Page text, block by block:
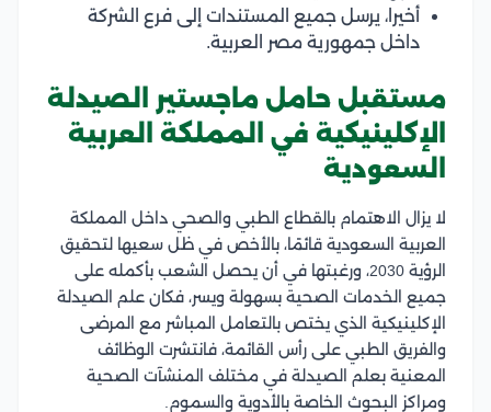
أخيرا، يرسل جميع المستندات إلى فرع الشركة
داخل جمهورية مصر العربية.
مستقبل حامل ماجستير الصيدلة
الإكلينيكية في المملكة العربية
السعودية
لا يزال الاهتمام بالقطاع الطبي والصحي داخل المملكة
العربية السعودية قائمًا، بالأخص في ظل سعيها لتحقيق
الرؤية 2030، ورغبتها في أن يحصل الشعب بأكمله على
جميع الخدمات الصحية بسهولة ويسر، فكان علم الصيدلة
الإكلينيكية الذي يختص بالتعامل المباشر مع المرضى
والفريق الطبي على رأس القائمة، فانتشرت الوظائف
المعنية بعلم الصيدلة في مختلف المنشآت الصحية
ومراكز البحوث الخاصة بالأدوية والسموم.